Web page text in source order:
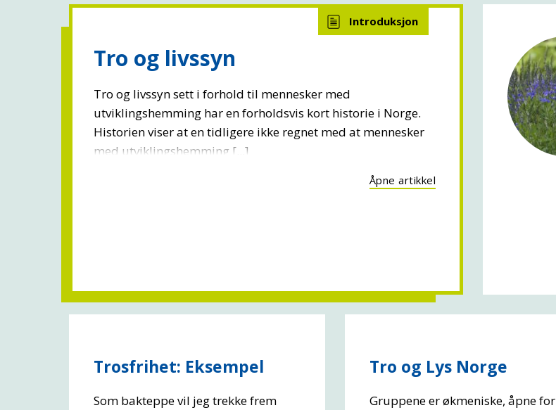
Tro og livssyn
Tro og livssyn sett i forhold til mennesker med
utviklingshemming har en forholdsvis kort historie i Norge.
Historien viser at en tidligere ikke regnet med at mennesker
med utviklingshemming [...]
Åpne artikkel
Trosfrihet: Eksempel
Som bakteppe vil jeg trekke frem
Tro og Lys Norge
Gruppene er økmeniske, åpne for